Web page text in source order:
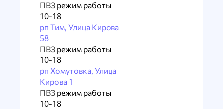
ПВЗ режим работы
10-18
рп Тим, Улица Кирова
58
ПВЗ режим работы
10-18
рп Хомутовка, Улица
Кирова 1
ПВЗ режим работы
10-18